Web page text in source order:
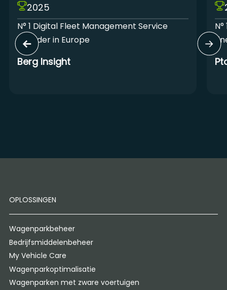
2025
N° 1 Digital Fleet Management Service
Provider in Europe
Berg Insight
OPLOSSINGEN
Wagenparkbeheer
Bedrijfsmiddelenbeheer
My Vehicle Care
Wagenparkoptimalisatie
Wagenparken met zware voertuigen